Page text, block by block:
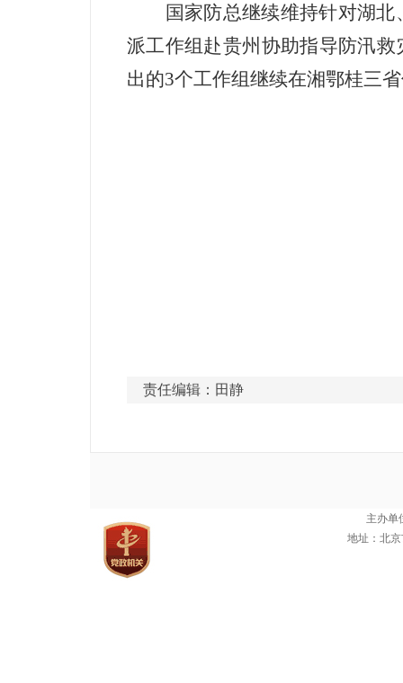
国家防总继续维持针对湖
派工作组赴贵州协助指导防汛
出的3个工作组继续在湘鄂桂三
责任编辑：田静
主办
地址：北